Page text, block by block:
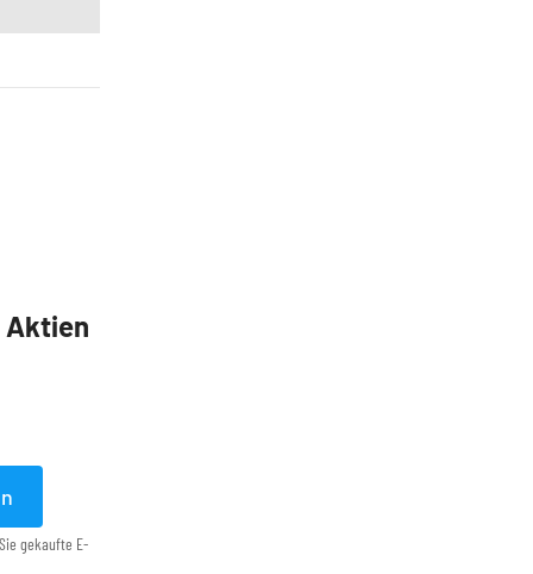
Aktien
gekaufte E-